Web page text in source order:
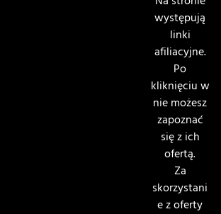
występują
linki
afiliacyjne.
Po
kliknięciu w
nie możesz
zapoznać
się z ich
ofertą.
Za
skorzystani
e z oferty